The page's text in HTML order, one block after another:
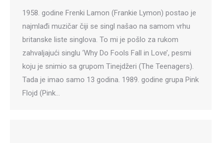
1958. godine Frenki Lamon (Frankie Lymon) postao je
najmlađi muzičar čiji se singl našao na samom vrhu
britanske liste singlova. To mi je pošlo za rukom
zahvaljajući singlu ‘Why Do Fools Fall in Love’, pesmi
koju je snimio sa grupom Tinejdžeri (The Teenagers).
Tada je imao samo 13 godina. 1989. godine grupa Pink
Flojd (Pink…